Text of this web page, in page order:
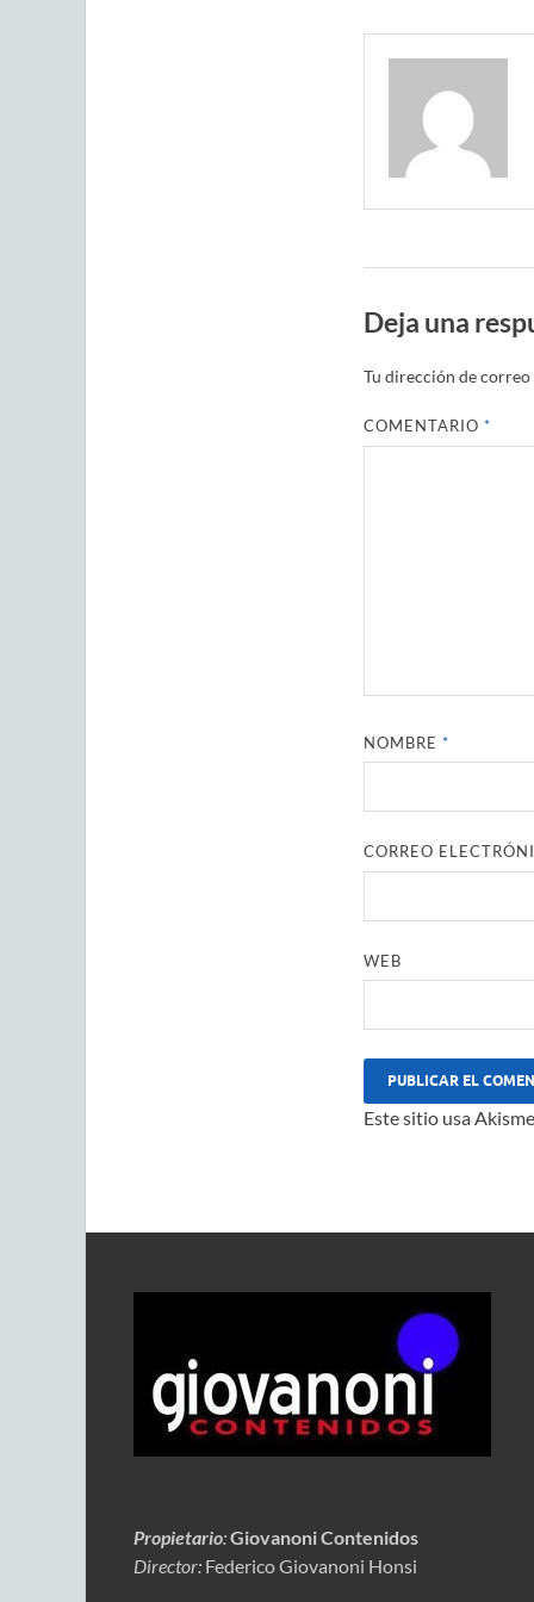
Deja una
Tu dirección de
COMENTARIO *
NOMBRE *
CORREO
WEB
Este sitio usa
Propietario:Giovanoni Contenidos
Director: Federico Giovanoni Honsi